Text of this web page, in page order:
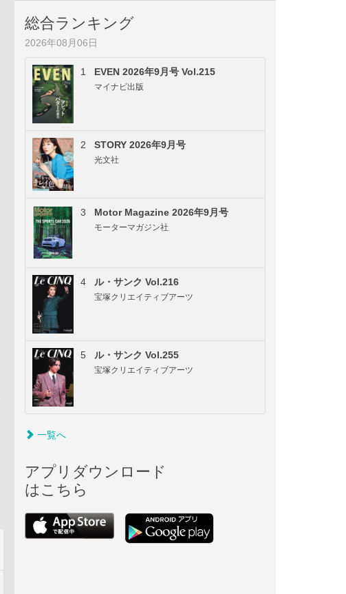
総合ランキング
2026年08月06日
1 EVEN 2026年9月号 Vol.215
マイナビ出版
2 STORY 2026年9月号
光文社
3 Motor Magazine 2026年9月号
モーターマガジン社
4 ル・サンク Vol.216
宝塚クリエイティブアーツ
5 ル・サンク Vol.255
宝塚クリエイティブアーツ
一覧へ
アプリダウンロード
はこちら